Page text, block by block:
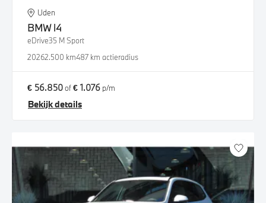
Uden
BMW i4
eDrive35 M Sport
20262.500 km487 km actieradius
€ 56.850of€ 1.076 p/m
Bekijk details